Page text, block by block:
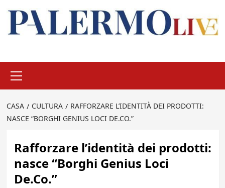
principale
CASA CULTURA
RAFFORZARE L’IDENTITÀ DEI PRODOTTI:
NASCE “BORGHI GENIUS LOCI DE.CO.”
Rafforzare l’identità dei prodotti:
nasce “Borghi Genius Loci
De.Co.”